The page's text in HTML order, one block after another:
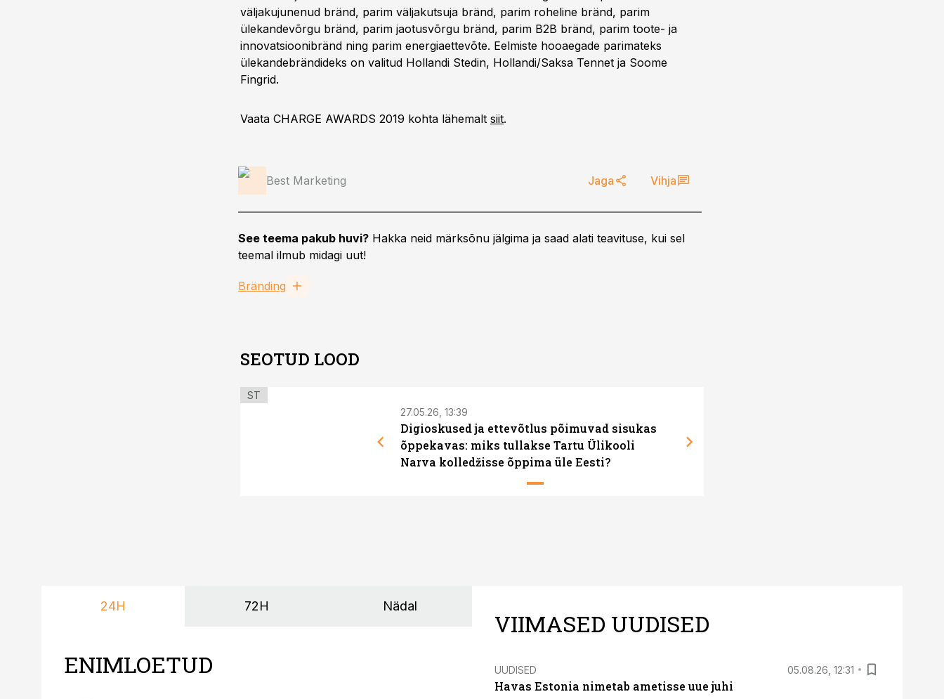
väljakujunenud bränd, parim väljakutsuja bränd, parim roheline bränd, parim
ülekandevõrgu bränd, parim jaotusvõrgu bränd, parim B2B bränd, parim toote- ja
innovatsioonibränd ning parim energiaettevõte. Eelmiste hooaegade parimateks
ülekandebrändideks on valitud Hollandi Stedin, Hollandi/Saksa Tennet ja Soome
Fingrid.
Vaata CHARGE AWARDS 2019 kohta lähemalt siit.
Best Marketing Jaga Vihja
See teema pakub huvi? Hakka neid märksõnu jälgima ja saad alati teavituse, kui sel
teemal ilmub midagi uut!
Bränding
SEOTUD LOOD
ST
27.05.26, 13:39
Digioskused ja ettevõtlus põimuvad sisukas
õppekavas: miks tullakse Tartu Ülikooli
Narva kolledžisse õppima üle Eesti?
24H 72H Nädal
ENIMLOETUD
VIIMASED UUDISED
UUDISED 05.08.26, 12:31
Havas Estonia nimetab ametisse uue juhi